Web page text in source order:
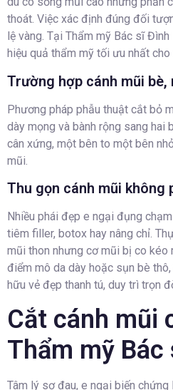
thoát. Việc xác định đúng đối
lệ vàng. Tại Thẩm mỹ Bác sĩ
hiệu quả thẩm mỹ tối ưu nhất
Trường hợp cánh mũi
Phương pháp phẫu thuật cắt bỏ
dày mọng và bành rộng sang hai
cân xứng, một bên to một bên
mũi.
Thu gọn cánh mũi không
Nhiều phái đẹp e ngại đụng
tiêm filler, botox hay nâng chỉ.
mũi thon nhưng cơ mũi bị co
điểm mô da dày hoặc sụn bè
hữu vẻ đẹp thanh tú, duy trì trọn
Cắt cánh mũi
Thẩm mỹ
Tâm lý sợ đau, e ngại biến